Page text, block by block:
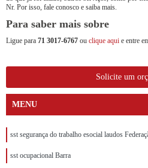
Nr. Por isso, fale conosco e saiba mais.
Para saber mais sobre
Ligue para 71 3017-6767 ou clique aqui e entre
Solicite um
MENU
sst segurança do trabalho esocial laudos
sst ocupacional Barra